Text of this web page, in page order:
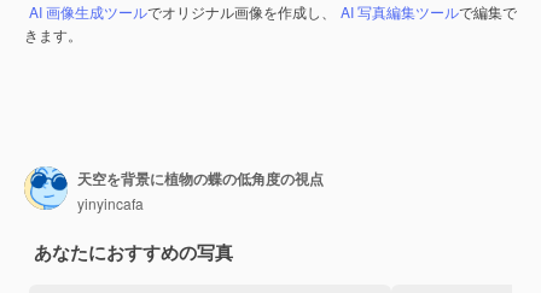
AI 画像生成ツールでオリジナル画像を作成し、 AI 写真編集ツールで編集で
きます。
天空を背景に植物の蝶の低角度の視点
yinyincafa
あなたにおすすめの写真